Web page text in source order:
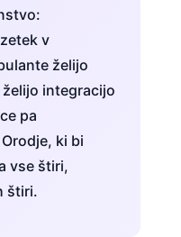
v
želijo
integracijo
pa
ki bi
vse štiri,
štiri.